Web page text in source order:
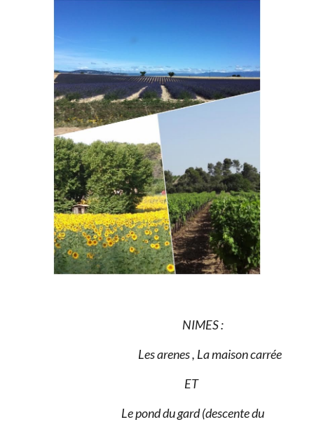
NIMES :
Les arenes , La maison carrée
ET
Le pond du gard (descente du